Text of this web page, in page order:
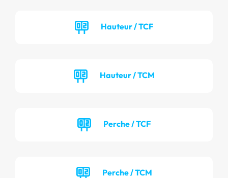
Hauteur / TCF
Hauteur / TCM
Perche / TCF
Perche / TCM